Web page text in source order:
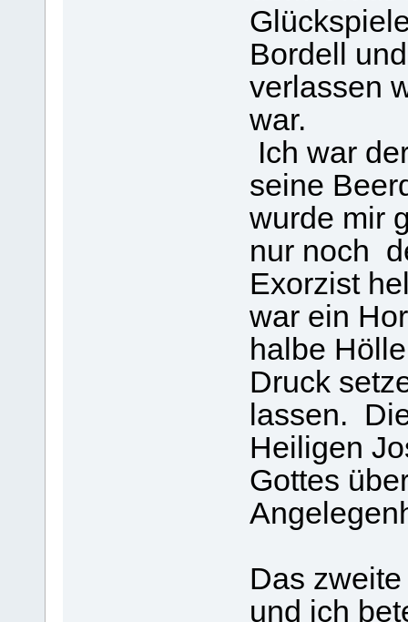
Bordell
verlassen
war.
Ich war
seine
wurde mir
nur noch
Exorzist
war ein
halbe
Druck
lassen.
Heiligen
Gottes
Das
und ich